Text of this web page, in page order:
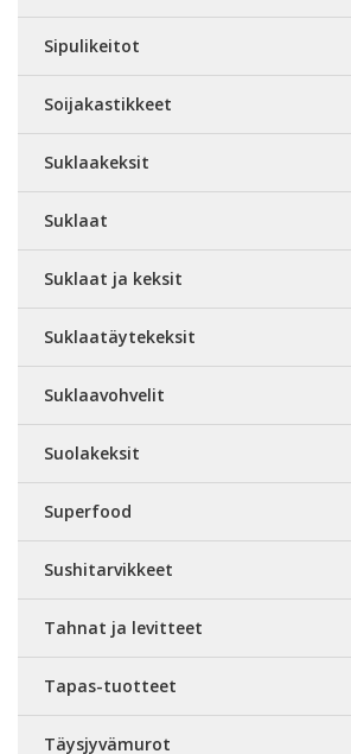
Sipulikeitot
Soijakastikkeet
Suklaakeksit
Suklaat
Suklaat ja keksit
Suklaatäytekeksit
Suklaavohvelit
Suolakeksit
Superfood
Sushitarvikkeet
Tahnat ja levitteet
Tapas-tuotteet
Täysjyvämurot